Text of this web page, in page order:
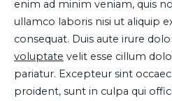
enim ad minim veniam, quis
ullamco laboris nisi ut aliquip
consequat. Duis aute irure
voluptate velit esse cillum
pariatur. Excepteur sint
proident, sunt in culpa qui